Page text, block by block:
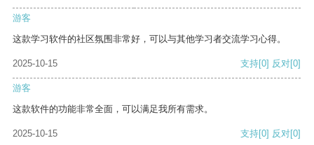
游客
这款学习软件的社区氛围非常好，可以与其他学习者交流学习心得。
2025-10-15 支持[0] 反对[0]
游客
这款软件的功能非常全面，可以满足我所有需求。
2025-10-15 支持[0] 反对[0]